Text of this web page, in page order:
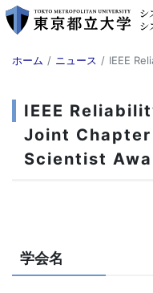
ホーム ニュース IEEE
IEEE
Joint
Scientist
学会名